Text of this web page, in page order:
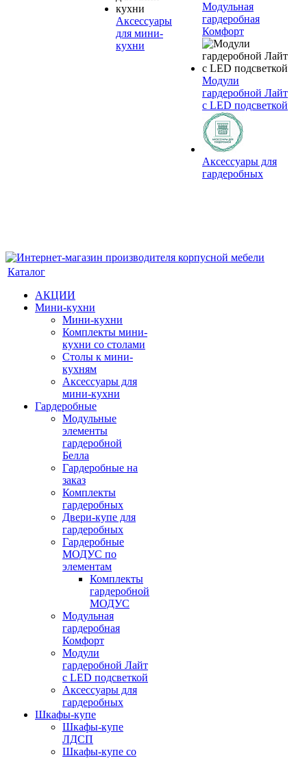
Аксессуары
для мини-
кухни
Модульная
гардеробная
Комфорт
Модули
гардеробной Лайт
с LED подсветкой
Аксессуары для
гардеробных
Каталог
АКЦИИ
Мини-кухни
Мини-кухни
Комплекты мини-
кухни со столами
Столы к мини-
кухням
Аксессуары для
мини-кухни
Гардеробные
Модульные
элементы
гардеробной
Белла
Гардеробные на
заказ
Комплекты
гардеробных
Двери-купе для
гардеробных
Гардеробные
МОДУС по
элементам
Комплекты
гардеробной
МОДУС
Модульная
гардеробная
Комфорт
Модули
гардеробной Лайт
с LED подсветкой
Аксессуары для
гардеробных
Шкафы-купе
Шкафы-купе
ЛДСП
Шкафы-купе со